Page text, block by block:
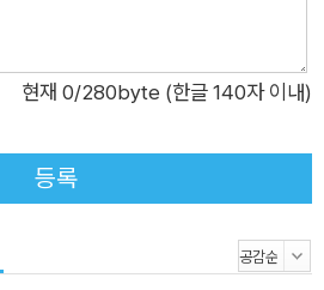
서 금리 상승 시 재정 부담이 급격히
녹색 전환은 향후 수십 년간 대규모
변수다. 온난화를 막기 위한 거대한
금리를 올린다. 트럼프 2기 정부가 녹
까? 한편 세계화의 흐름이 약화되고
현재 0/280byte (한글 140자 이내)
등록